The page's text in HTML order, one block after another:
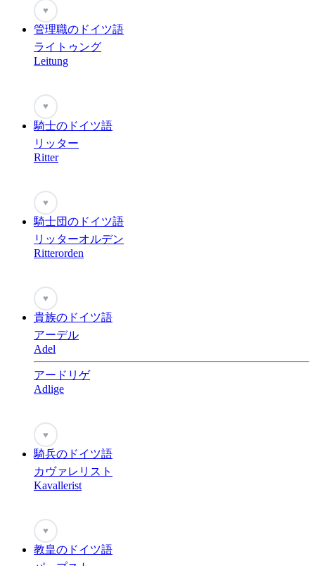
♥
管理職のドイツ語
ライトゥング
Leitung
♥
騎士のドイツ語
リッター
Ritter
♥
騎士団のドイツ語
リッターオルデン
Ritterorden
♥
貴族のドイツ語
アーデル
Adel
アードリゲ
Adlige
♥
騎兵のドイツ語
カヴァレリスト
Kavallerist
♥
教皇のドイツ語